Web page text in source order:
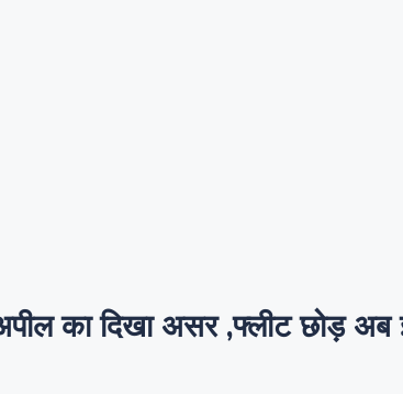
का दिखा असर ,फ्लीट छोड़ अब